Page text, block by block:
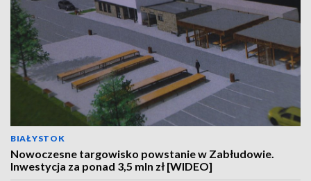
BIAŁYSTOK
Nowoczesne targowisko powstanie w Zabłudowie.
Inwestycja za ponad 3,5 mln zł [WIDEO]